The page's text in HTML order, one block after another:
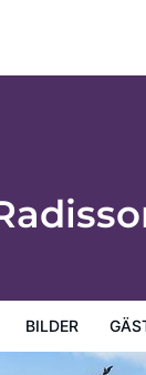
BILDER
Roma Antica